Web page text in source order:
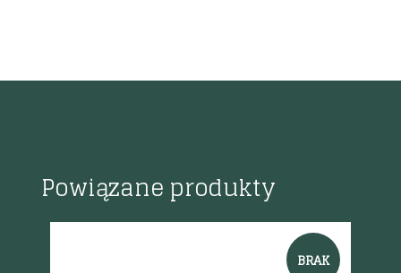
Powiązane produkty
BRAK